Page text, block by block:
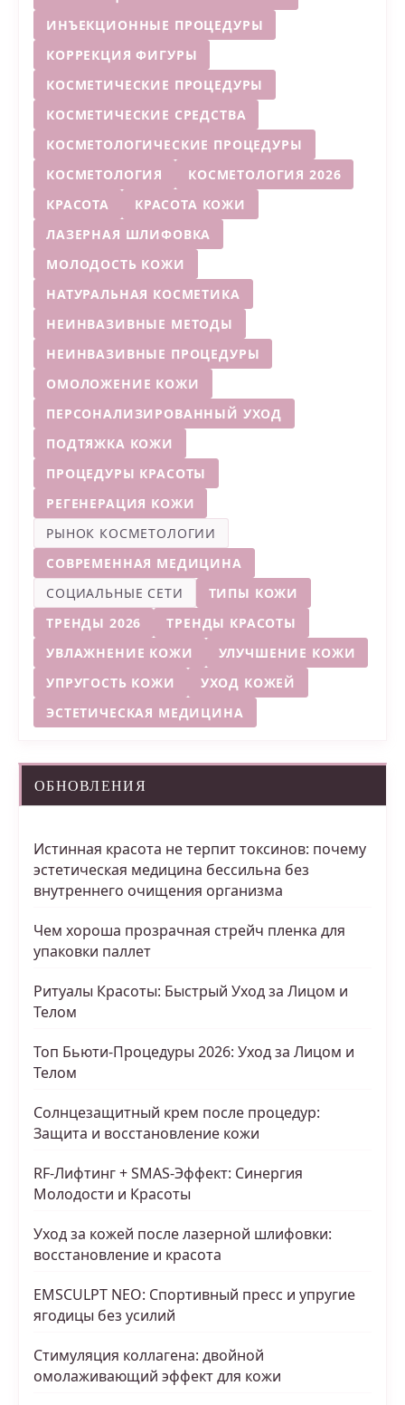
ИНЪЕКЦИОННЫЕ ПРОЦЕДУРЫ
КОРРЕКЦИЯ ФИГУРЫ
КОСМЕТИЧЕСКИЕ ПРОЦЕДУРЫ
КОСМЕТИЧЕСКИЕ СРЕДСТВА
КОСМЕТОЛОГИЧЕСКИЕ ПРОЦЕДУРЫ
КОСМЕТОЛОГИЯ
КОСМЕТОЛОГИЯ 2026
КРАСОТА
КРАСОТА КОЖИ
ЛАЗЕРНАЯ ШЛИФОВКА
МОЛОДОСТЬ КОЖИ
НАТУРАЛЬНАЯ КОСМЕТИКА
НЕИНВАЗИВНЫЕ МЕТОДЫ
НЕИНВАЗИВНЫЕ ПРОЦЕДУРЫ
ОМОЛОЖЕНИЕ КОЖИ
ПЕРСОНАЛИЗИРОВАННЫЙ УХОД
ПОДТЯЖКА КОЖИ
ПРОЦЕДУРЫ КРАСОТЫ
РЕГЕНЕРАЦИЯ КОЖИ
РЫНОК КОСМЕТОЛОГИИ
СОВРЕМЕННАЯ МЕДИЦИНА
СОЦИАЛЬНЫЕ СЕТИ
ТИПЫ КОЖИ
ТРЕНДЫ 2026
ТРЕНДЫ КРАСОТЫ
УВЛАЖНЕНИЕ КОЖИ
УЛУЧШЕНИЕ КОЖИ
УПРУГОСТЬ КОЖИ
УХОД КОЖЕЙ
ЭСТЕТИЧЕСКАЯ МЕДИЦИНА
ОБНОВЛЕНИЯ
Истинная красота не терпит токсинов: почему
эстетическая медицина бессильна без
внутреннего очищения организма
Чем хороша прозрачная стрейч пленка для
упаковки паллет
Ритуалы Красоты: Быстрый Уход за Лицом и
Телом
Топ Бьюти-Процедуры 2026: Уход за Лицом и
Телом
Солнцезащитный крем после процедур:
Защита и восстановление кожи
RF-Лифтинг + SMAS-Эффект: Синергия
Молодости и Красоты
Уход за кожей после лазерной шлифовки:
восстановление и красота
EMSCULPT NEO: Спортивный пресс и упругие
ягодицы без усилий
Стимуляция коллагена: двойной
омолаживающий эффект для кожи